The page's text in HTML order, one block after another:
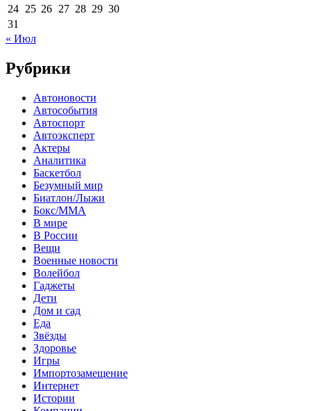
24 25 26 27 28 29 30
31
« Июл
Рубрики
Автоновости
Автособытия
Автоспорт
Автоэксперт
Актеры
Аналитика
Баскетбол
Безумный мир
Биатлон/Лыжи
Бокс/MMA
В мире
В России
Вещи
Военные новости
Волейбол
Гаджеты
Дети
Дом и сад
Еда
Звёзды
Здоровье
Игры
Импортозамещение
Интернет
Истории